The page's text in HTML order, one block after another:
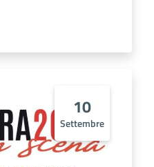
10
Settembre